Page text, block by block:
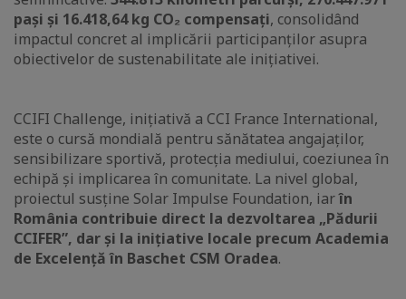
pași și 16.418,64 kg CO₂ compensați, consolidând
impactul concret al implicării participanților asupra
obiectivelor de sustenabilitate ale inițiativei.
CCIFI Challenge, inițiativă a CCI France International,
este o cursă mondială pentru sănătatea angajaților,
sensibilizare sportivă, protecția mediului, coeziunea în
echipă și implicarea în comunitate. La nivel global,
proiectul susține Solar Impulse Foundation, iarîn
România contribuie direct la dezvoltarea „Pădurii
CCIFER”, dar și la inițiative locale precum Academia
de Excelență în Baschet CSM Oradea.